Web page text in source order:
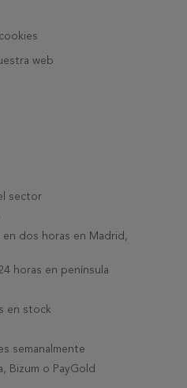
web
sector
dos horas en Madrid,
horas en península
en stock
semanalmente
Bizum o PayGold